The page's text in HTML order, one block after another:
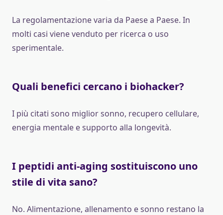
La regolamentazione varia da Paese a Paese. In
molti casi viene venduto per ricerca o uso
sperimentale.
Quali benefici cercano i biohacker?
I più citati sono miglior sonno, recupero cellulare,
energia mentale e supporto alla longevità.
I peptidi anti-aging sostituiscono uno
stile di vita sano?
No. Alimentazione, allenamento e sonno restano la